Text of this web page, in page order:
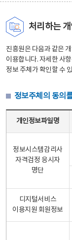
처리하는
진흥원은 다음과 같은
이용합니다. 자세한 사
정보 주체가 확인할 수
정보주체의 동의
개인정보파일명
정보시스템감리사
자격검정 응시자
명단
디지털서비스
이용지원 회원정보